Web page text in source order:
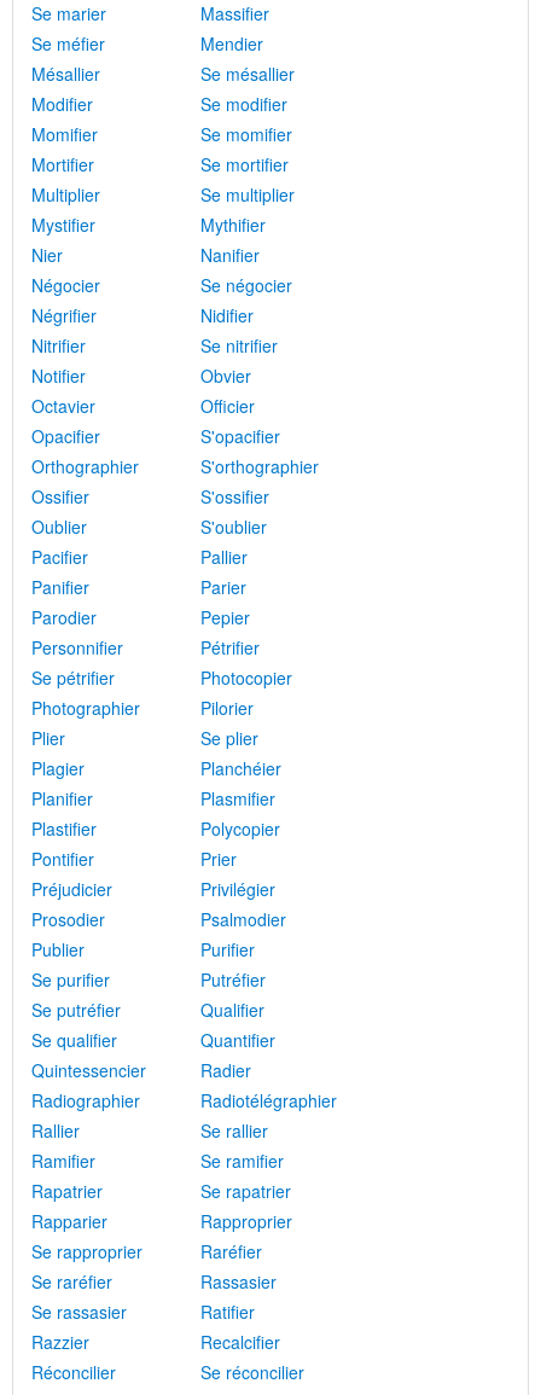
Se marier
Massifier
Se méfier
Mendier
Mésallier
Se mésallier
Modifier
Se modifier
Momifier
Se momifier
Mortifier
Se mortifier
Multiplier
Se multiplier
Mystifier
Mythifier
Nier
Nanifier
Négocier
Se négocier
Négrifier
Nidifier
Nitrifier
Se nitrifier
Notifier
Obvier
Octavier
Officier
Opacifier
S'opacifier
Orthographier
S'orthographier
Ossifier
S'ossifier
Oublier
S'oublier
Pacifier
Pallier
Panifier
Parier
Parodier
Pepier
Personnifier
Pétrifier
Se pétrifier
Photocopier
Photographier
Pilorier
Plier
Se plier
Plagier
Planchéier
Planifier
Plasmifier
Plastifier
Polycopier
Pontifier
Prier
Préjudicier
Privilégier
Prosodier
Psalmodier
Publier
Purifier
Se purifier
Putréfier
Se putréfier
Qualifier
Se qualifier
Quantifier
Quintessencier
Radier
Radiographier
Radiotélégraphier
Rallier
Se rallier
Ramifier
Se ramifier
Rapatrier
Se rapatrier
Rapparier
Rapproprier
Se rapproprier
Raréfier
Se raréfier
Rassasier
Se rassasier
Ratifier
Razzier
Recalcifier
Réconcilier
Se réconcilier